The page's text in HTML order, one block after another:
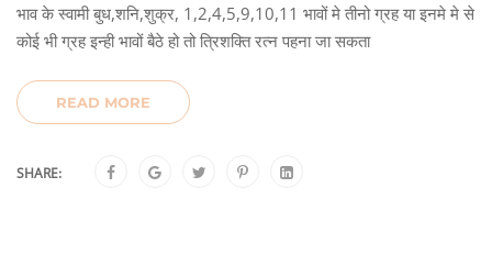
भाव के स्वामी बुध,शनि,शुक्र, 1,2,4,5,9,10,11 भावों मे तीनो ग्रह या इनमे मे से
कोई भी ग्रह इन्ही भावों बैठे हो तो त्रिशक्ति रत्न पहना जा सकता
READ MORE
SHARE: